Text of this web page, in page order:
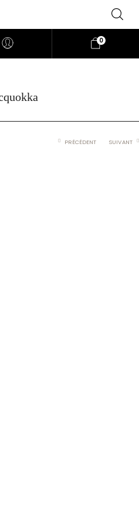
0
PRÉCÉDENT SUIVANT